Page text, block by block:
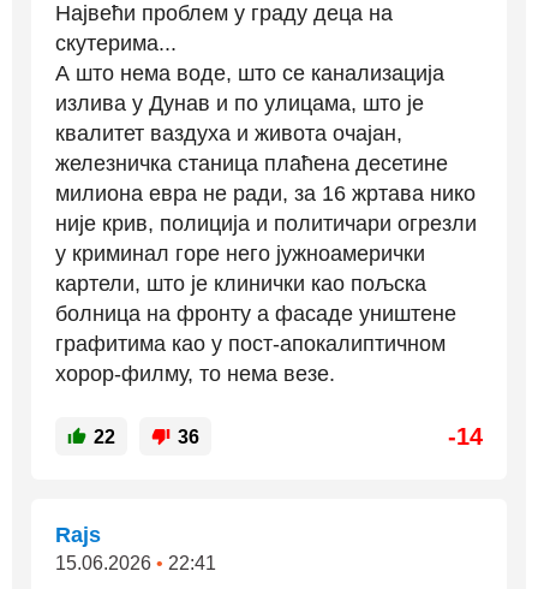
Највећи проблем у граду деца на
скутерима...
А што нема воде, што се канализација
излива у Дунав и по улицама, што је
квалитет ваздуха и живота очајан,
железничка станица плаћена десетине
милиона евра не ради, за 16 жртава нико
није крив, полиција и политичари огрезли
у криминал горе него јужноамерички
картели, што је клинички као пољска
болница на фронту а фасаде уништене
графитима као у пост-апокалиптичном
хорор-филму, то нема везе.
22 36 -14
Rajs
15.06.2026 • 22:41